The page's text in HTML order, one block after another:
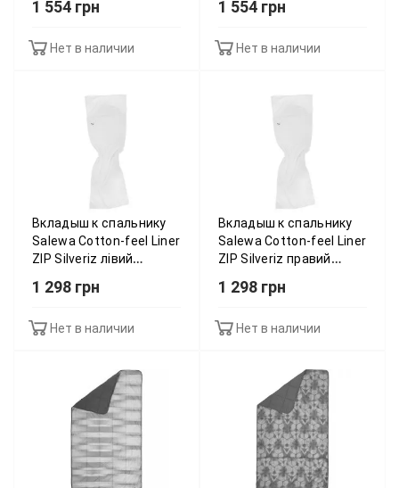
1 554 грн
Нет в наличии
1 554 грн
Нет в наличии
Вкладыш к спальнику
Salewa Cotton-feel Liner
ZIP Silveriz лівий
1 298 грн
Нет в наличии
Вкладыш к спальнику
Salewa Cotton-feel Liner
ZIP Silveriz правий
1 298 грн
Нет в наличии